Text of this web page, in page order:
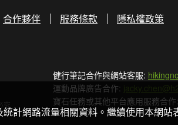
合作夥伴 服務條款 隱私權政策
健行筆記合作與網站客服:
運動品牌廣告合作:
寶石任務或其他平台應用服務合作:
計網路流量相關資料。繼續使用本網